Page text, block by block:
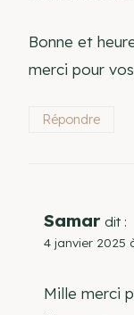
Bonne et
merci pour
Répondre
Samar dit :
4 janvier 2025
Mille merci